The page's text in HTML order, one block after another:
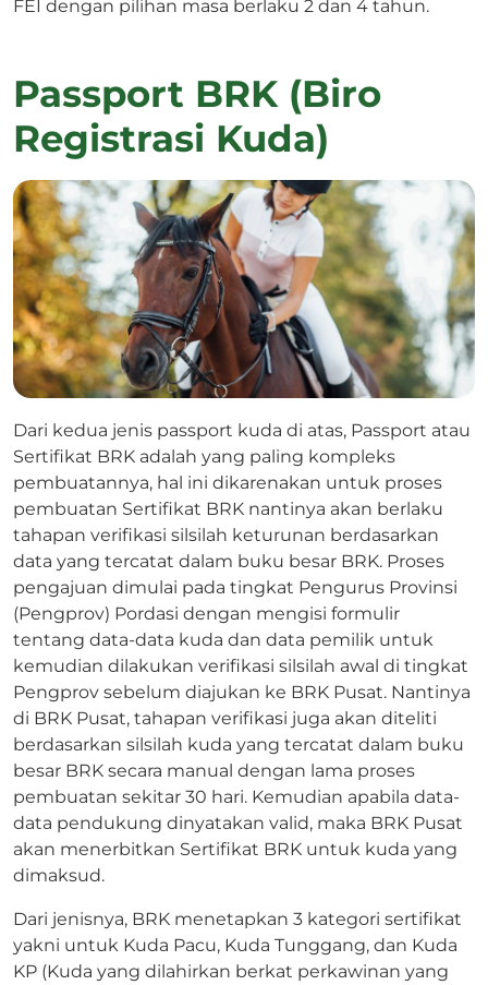
FEI dengan pilihan masa berlaku 2 dan 4 tahun.
Passport BRK (Biro
Registrasi Kuda)
Dari kedua jenis passport kuda di atas, Passport atau
Sertifikat BRK adalah yang paling kompleks
pembuatannya, hal ini dikarenakan untuk proses
pembuatan Sertifikat BRK nantinya akan berlaku
tahapan verifikasi silsilah keturunan berdasarkan
data yang tercatat dalam buku besar BRK. Proses
pengajuan dimulai pada tingkat Pengurus Provinsi
(Pengprov) Pordasi dengan mengisi formulir
tentang data-data kuda dan data pemilik untuk
kemudian dilakukan verifikasi silsilah awal di tingkat
Pengprov sebelum diajukan ke BRK Pusat. Nantinya
di BRK Pusat, tahapan verifikasi juga akan diteliti
berdasarkan silsilah kuda yang tercatat dalam buku
besar BRK secara manual dengan lama proses
pembuatan sekitar 30 hari. Kemudian apabila data-
data pendukung dinyatakan valid, maka BRK Pusat
akan menerbitkan Sertifikat BRK untuk kuda yang
dimaksud.
Dari jenisnya, BRK menetapkan 3 kategori sertifikat
yakni untuk Kuda Pacu, Kuda Tunggang, dan Kuda
KP (Kuda yang dilahirkan berkat perkawinan yang